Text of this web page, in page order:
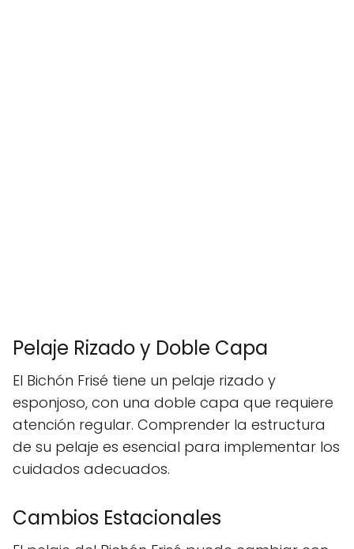
Pelaje Rizado y Doble Capa
El Bichón Frisé tiene un pelaje rizado y
esponjoso, con una doble capa que requiere
atención regular. Comprender la estructura
de su pelaje es esencial para implementar los
cuidados adecuados.
Cambios Estacionales